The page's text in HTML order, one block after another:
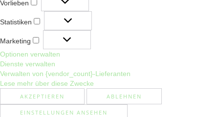
Vorlieben
Vorlieben
Statistiken
Statistiken
Marketing
Marketing
Optionen verwalten
Dienste verwalten
Verwalten von {vendor_count}-Lieferanten
Lese mehr über diese Zwecke
AKZEPTIEREN ABLEHNEN
EINSTELLUNGEN ANSEHEN